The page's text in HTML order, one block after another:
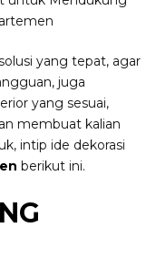
yang tepat, agar
juga
yang sesuai,
membuat kalian
intip ide dekorasi
berikut ini.